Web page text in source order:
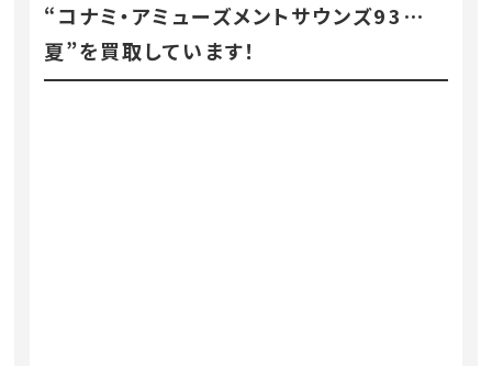
“コナミ・アミューズメントサウンズ93⋯
夏”を買取しています！